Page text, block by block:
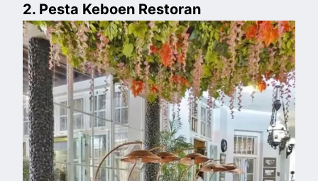
2. Pesta Keboen Restoran